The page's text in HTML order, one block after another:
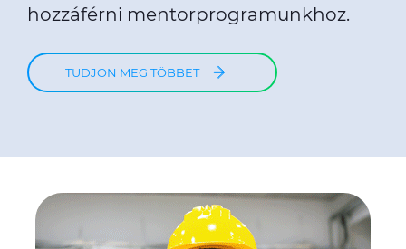
hozzáférni mentorprogramunkhoz.
TUDJON MEG TÖBBET